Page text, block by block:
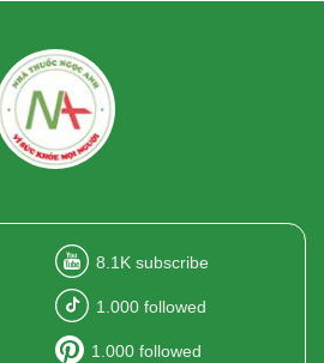
8.1K subscribe
1.000 followed
1.000 followed